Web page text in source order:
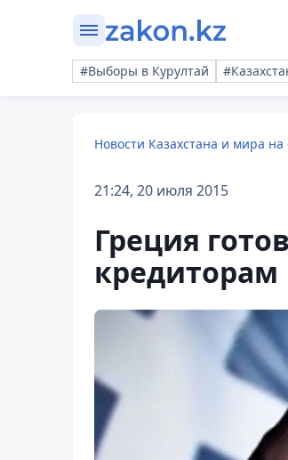
#Выборы в Курултай
Новости Казахстана и мира на
21:24, 20 июля 2015
Греция
кредиторам